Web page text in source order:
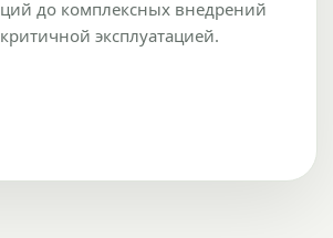
до комплексных внедрений
эксплуатацией.